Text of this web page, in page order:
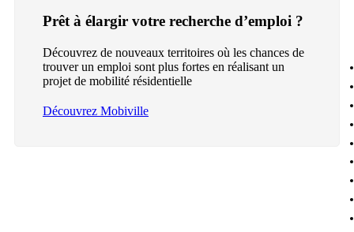
Prêt à élargir votre recherche d’emploi ?
Découvrez de nouveaux territoires où les chances de
trouver un emploi sont plus fortes en réalisant un
projet de mobilité résidentielle
Découvrez Mobiville